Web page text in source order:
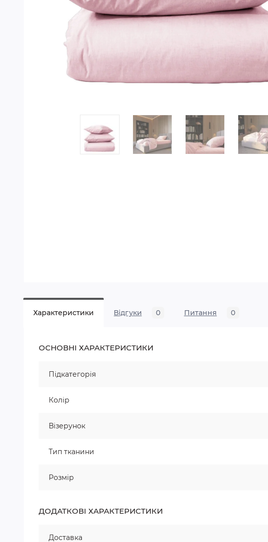
Характеристики Відгуки 0 Питання 0
ОСНОВНІ ХАРАКТЕРИСТИКИ
Підкатегорія
Колір
Візерунок
Тип тканини
Розмір
ДОДАТКОВІ ХАРАКТЕРИСТИКИ
Доставка